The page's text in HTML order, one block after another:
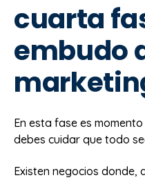
cuarta
embudo
En esta fase es
debes cuidar que todo
Existen negocios donde,